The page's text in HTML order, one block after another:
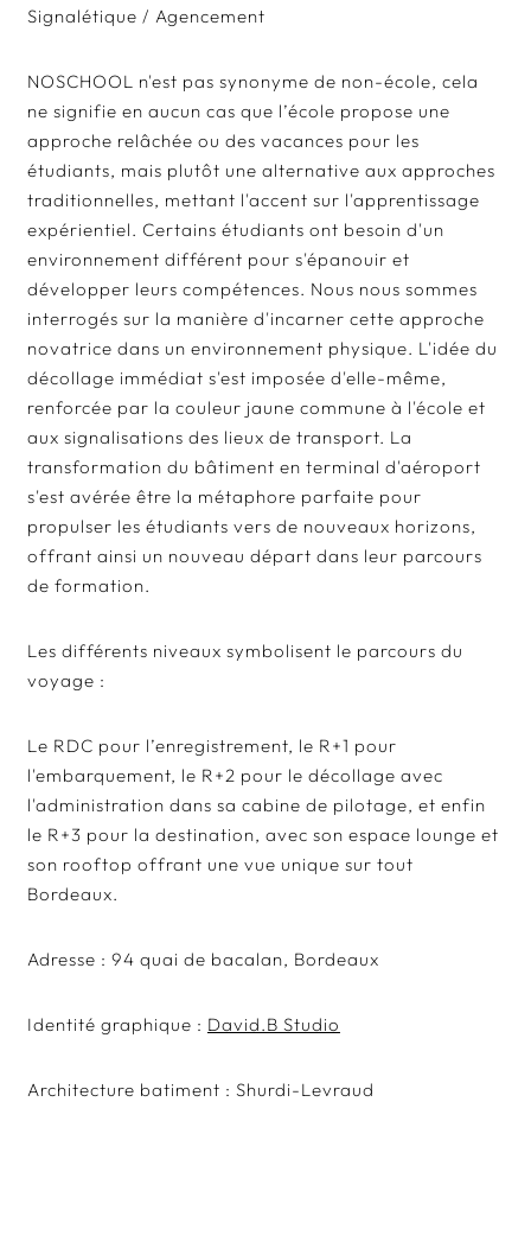
Signalétique / Agencement
NOSCHOOL n'est pas synonyme de non-école, cela
ne signifie en aucun cas que l’école propose une
approche relâchée ou des vacances pour les
étudiants, mais plutôt une alternative aux approches
traditionnelles, mettant l'accent sur l'apprentissage
expérientiel. Certains étudiants ont besoin d'un
environnement différent pour s'épanouir et
développer leurs compétences. Nous nous sommes
interrogés sur la manière d'incarner cette approche
novatrice dans un environnement physique. L'idée du
décollage immédiat s'est imposée d'elle-même,
renforcée par la couleur jaune commune à l'école et
aux signalisations des lieux de transport. La
transformation du bâtiment en terminal d'aéroport
s'est avérée être la métaphore parfaite pour
propulser les étudiants vers de nouveaux horizons,
offrant ainsi un nouveau départ dans leur parcours
de formation.
Les différents niveaux symbolisent le parcours du
voyage :
Le RDC pour l’enregistrement, le R+1 pour
l'embarquement, le R+2 pour le décollage avec
l'administration dans sa cabine de pilotage, et enfin
le R+3 pour la destination, avec son espace lounge et
son rooftop offrant une vue unique sur tout
Bordeaux.
Adresse : 94 quai de bacalan, Bordeaux
Identité graphique : David.B Studio
Architecture batiment : Shurdi-Levraud